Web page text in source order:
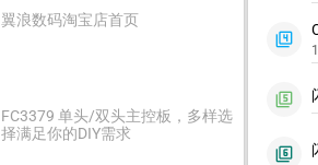
翼浪数码淘宝店首页
FC3379 单头/双头主控板，多样选
择满足你的DIY需求
filter_4
1
filter_5
filter_6